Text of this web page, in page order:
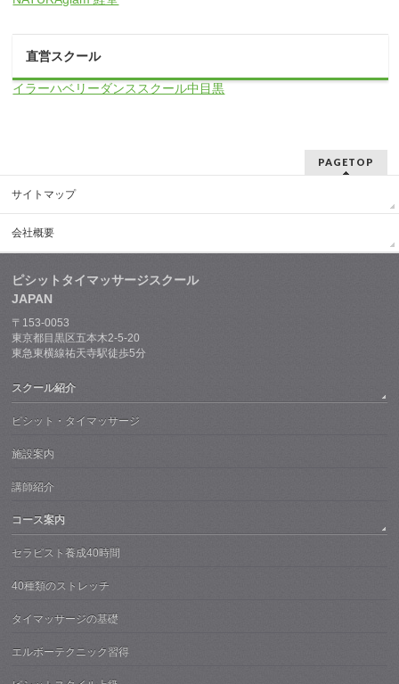
直営スクール
イラーハベリーダンススクール中目黒
PAGETOP
サイトマップ
会社概要
ピシットタイマッサージスクール
JAPAN
〒153-0053
東京都目黒区五本木2-5-20
東急東横線祐天寺駅徒歩5分
スクール紹介
ピシット・タイマッサージ
施設案内
講師紹介
コース案内
セラピスト養成40時間
40種類のストレッチ
タイマッサージの基礎
エルボーテクニック習得